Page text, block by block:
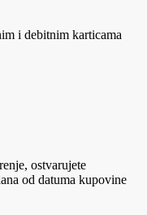
i debitnim karticama
ostvarujete
od datuma kupovine